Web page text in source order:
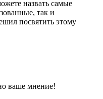
назвать самые
так и
посвятить этому
ваше мнение!